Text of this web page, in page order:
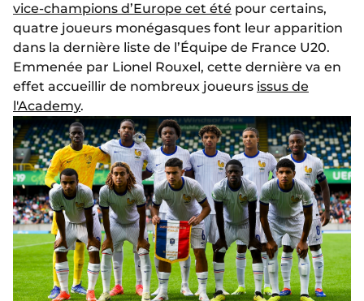
vice-champions d’Europe cet été pour certains,
quatre joueurs monégasques font leur apparition
dans la dernière liste de l’Équipe de France U20.
Emmenée par Lionel Rouxel, cette dernière va en
effet accueillir de nombreux joueurs issus de
l'Academy.